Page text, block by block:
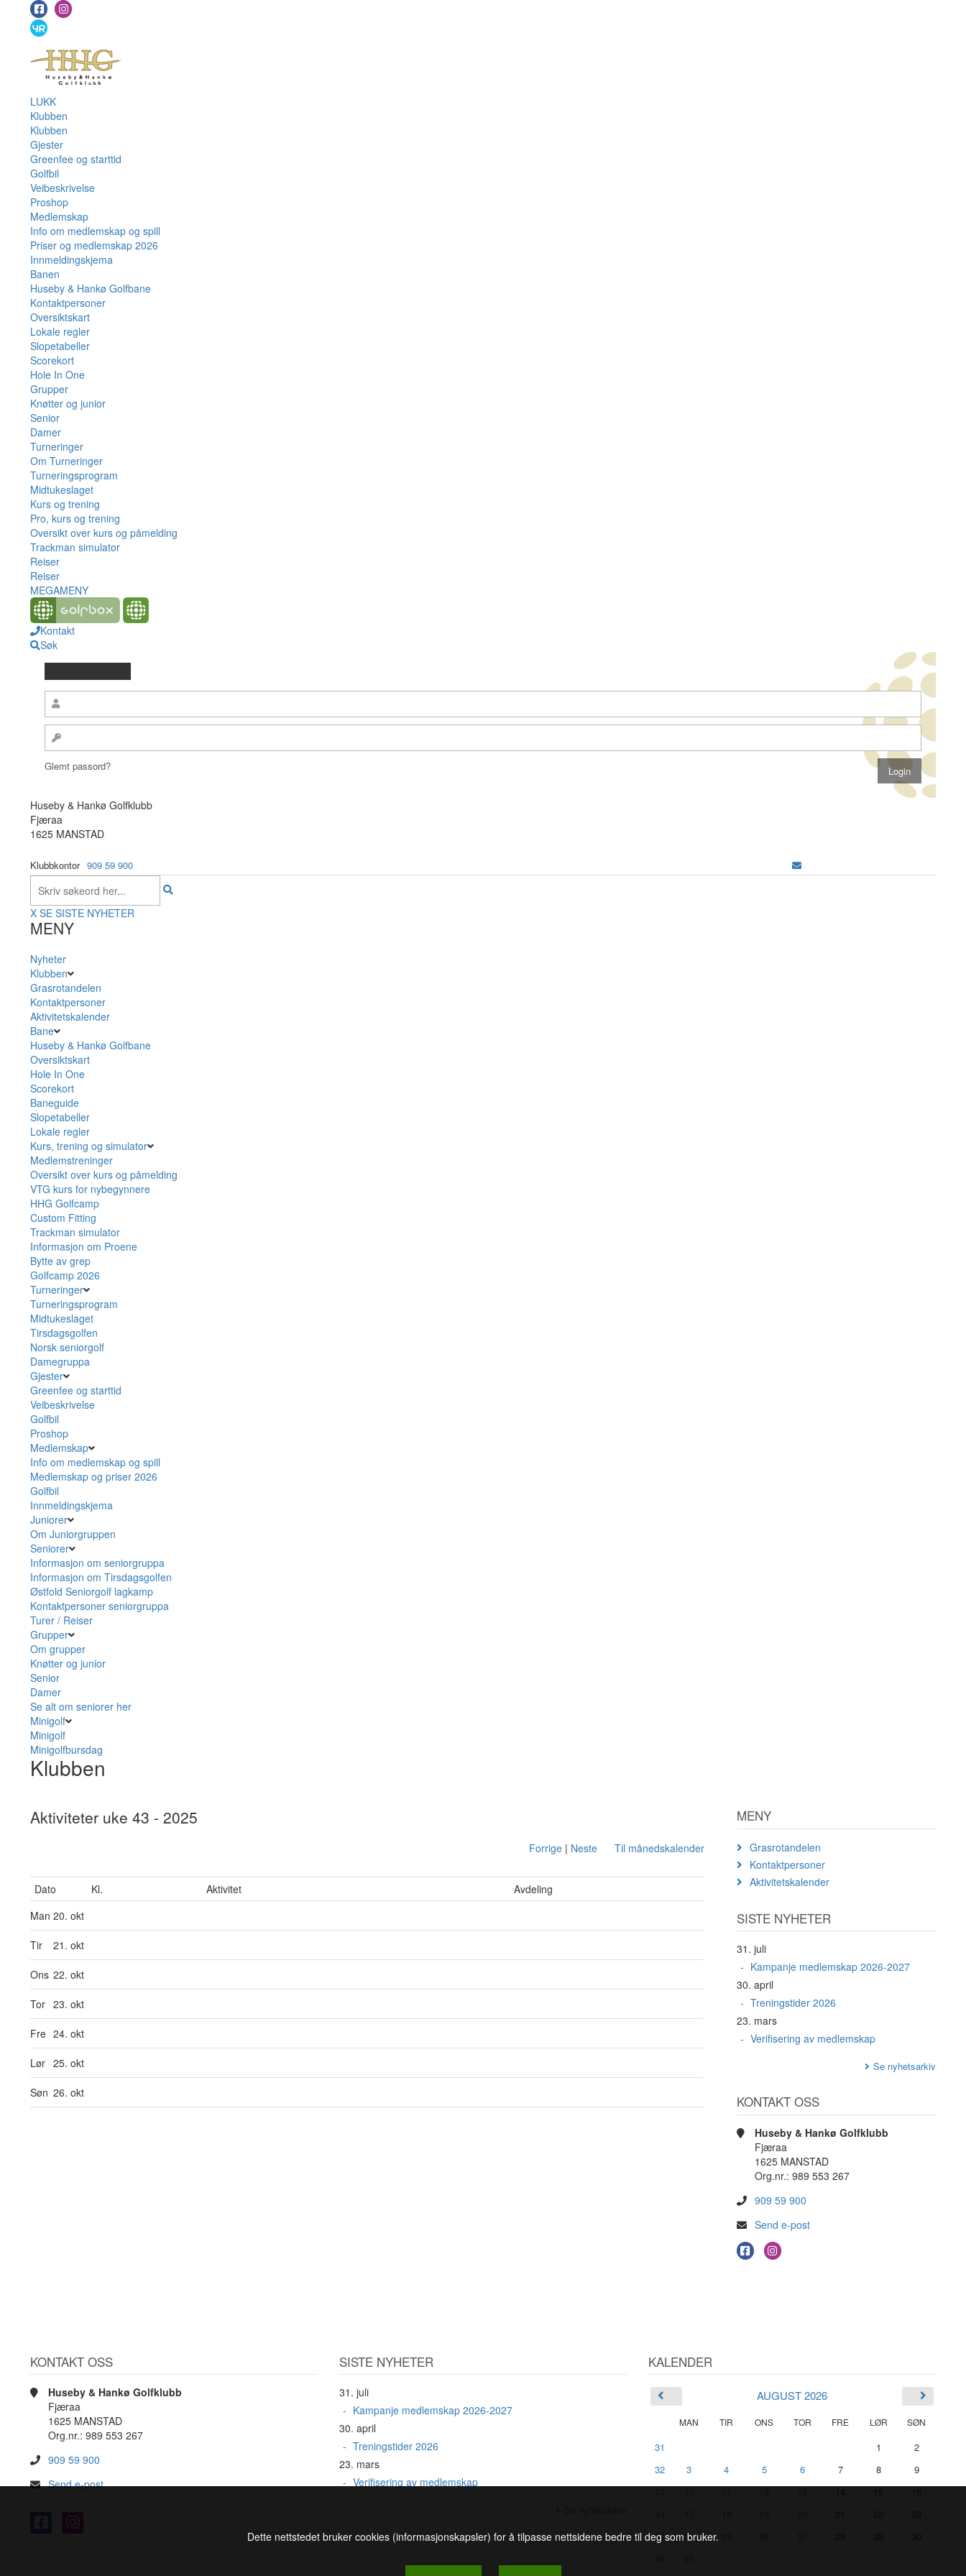
LUKK
Klubben
Klubben
Gjester
Greenfee og starttid
Golfbil
Veibeskrivelse
Proshop
Medlemskap
Info om medlemskap og spill
Priser og medlemskap 2026
Innmeldingskjema
Banen
Huseby & Hankø Golfbane
Kontaktpersoner
Oversiktskart
Lokale regler
Slopetabeller
Scorekort
Hole In One
Grupper
Knøtter og junior
Senior
Damer
Turneringer
Om Turneringer
Turneringsprogram
Midtukeslaget
Kurs og trening
Pro, kurs og trening
Oversikt over kurs og påmelding
Trackman simulator
Reiser
Reiser
MEGAMENY
Kontakt
Søk
Glemt passord?
Huseby & Hankø Golfklubb
Fjæraa
1625 MANSTAD
Klubbkontor 909 59 900
X SE SISTE NYHETER
MENY
Nyheter
Klubben
Grasrotandelen
Kontaktpersoner
Aktivitetskalender
Bane
Huseby & Hankø Golfbane
Oversiktskart
Hole In One
Scorekort
Baneguide
Slopetabeller
Lokale regler
Kurs, trening og simulator
Medlemstreninger
Oversikt over kurs og påmelding
VTG kurs for nybegynnere
HHG Golfcamp
Custom Fitting
Trackman simulator
Informasjon om Proene
Bytte av grep
Golfcamp 2026
Turneringer
Turneringsprogram
Midtukeslaget
Tirsdagsgolfen
Norsk seniorgolf
Damegruppa
Gjester
Greenfee og starttid
Veibeskrivelse
Golfbil
Proshop
Medlemskap
Info om medlemskap og spill
Medlemskap og priser 2026
Golfbil
Innmeldingskjema
Juniorer
Om Juniorgruppen
Seniorer
Informasjon om seniorgruppa
Informasjon om Tirsdagsgolfen
Østfold Seniorgolf lagkamp
Kontaktpersoner seniorgruppa
Turer / Reiser
Grupper
Om grupper
Knøtter og junior
Senior
Damer
Se alt om seniorer her
Minigolf
Minigolf
Minigolfbursdag
Klubben
Aktiviteter uke 43 - 2025
Forrige| Neste Til månedskalender
Dato Kl. Aktivitet
Avdeling
Man 20. okt
Tir 21. okt
Ons 22. okt
Tor 23. okt
Fre 24. okt
Lør 25. okt
Søn 26. okt
MENY
Grasrotandelen
Kontaktpersoner
Aktivitetskalender
SISTE NYHETER
31. juli
Kampanje medlemskap 2026-2027
30. april
Treningstider 2026
23. mars
Verifisering av medlemskap
Se nyhetsarkiv
KONTAKT OSS
Huseby & Hankø Golfklubb
Fjæraa
1625 MANSTAD
Org.nr.: 989 553 267
909 59 900
Send e-post
KONTAKT OSS
Huseby & Hankø Golfklubb
Fjæraa
1625 MANSTAD
Org.nr.: 989 553 267
909 59 900
Send e-post
SISTE NYHETER
31. juli
Kampanje medlemskap 2026-2027
30. april
Treningstider 2026
23. mars
Verifisering av medlemskap
KALENDER
AUGUST 2026
MAN TIR ONS TOR FRE LØR SØN
31 1
2
32
3 4 5 6 7 8
9
35
24
Dette nettstedet bruker cookies (informasjonskapsler) for å tilpasse nettsidene bedre til deg som bruker.